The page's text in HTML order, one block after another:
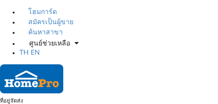
โฮมการ์ด
สมัครเป็นผู้ขาย
ค้นหาสาขา
ศูนย์ช่วยเหลือ
TH
EN
ที่อยู่จัดส่ง